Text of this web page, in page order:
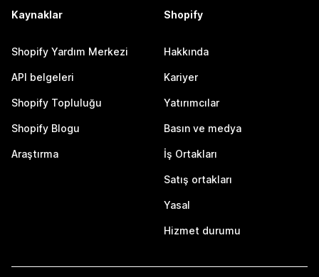
Kaynaklar
Shopify Yardım Merkezi
API belgeleri
Shopify Topluluğu
Shopify Blogu
Araştırma
Shopify
Hakkında
Kariyer
Yatırımcılar
Basın ve medya
İş Ortakları
Satış ortakları
Yasal
Hizmet durumu